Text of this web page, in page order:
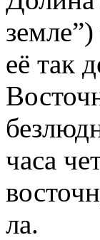
её так
часа
ла.